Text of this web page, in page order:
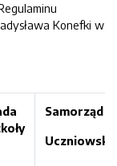
Konefki w
Samorząd
Uczniowski